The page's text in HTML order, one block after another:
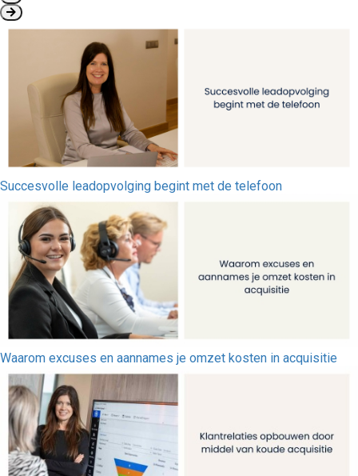
Succesvolle leadopvolging begint met de telefoon
Waarom excuses en aannames je omzet kosten in acquisitie